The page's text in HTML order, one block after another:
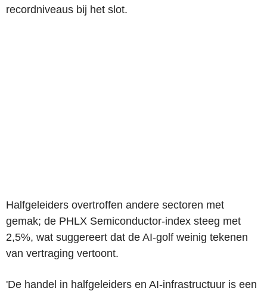
recordniveaus bij het slot.
Halfgeleiders overtroffen andere sectoren met
gemak; de PHLX Semiconductor-index steeg met
2,5%, wat suggereert dat de AI-golf weinig tekenen
van vertraging vertoont.
'De handel in halfgeleiders en AI-infrastructuur is een